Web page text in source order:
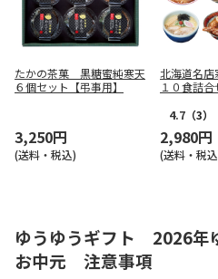
たかの茶菓 黒糖蜜純寒天
６個セット【弔事用】
3,250円
(送料・税込)
北海道名店
１０食詰合
4.7 （3）
2,980円
(送料・税
ゆうゆうギフト 2026年
お中元 注意事項